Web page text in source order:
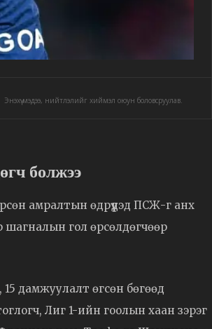
Энэхүү мэдээ, нийтлэлийг хиймэл оюун боловсруулав.
болжээ
амралтын өдрүүдэд ПСЖ-г анх
шагналын гол өрсөлдөгчөөр
дамжуулалт өгсөн бөгөөд
Лиг 1-ийн гоолын хаан зэрэг